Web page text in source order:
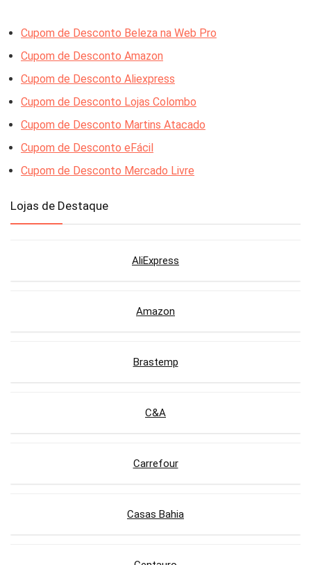
Cupom de Desconto Beleza na Web Pro
Cupom de Desconto Amazon
Cupom de Desconto Aliexpress
Cupom de Desconto Lojas Colombo
Cupom de Desconto Martins Atacado
Cupom de Desconto eFácil
Cupom de Desconto Mercado Livre
Lojas de Destaque
AliExpress
Amazon
Brastemp
C&A
Carrefour
Casas Bahia